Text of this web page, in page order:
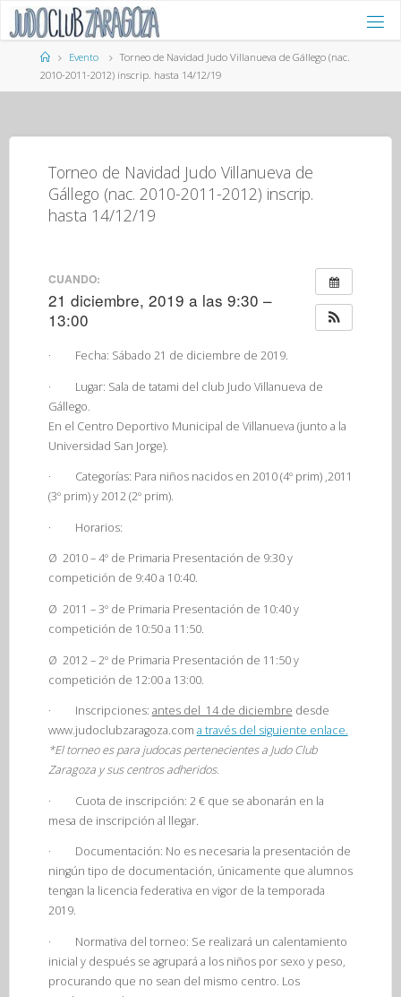
Saltar
contenidoPágina
de
Inicio
Evento
Torneo de Navidad Judo Villanueva de Gállego (nac.
2010-2011-2012) inscrip. hasta 14/12/19
Torneo de Navidad Judo Villanueva de
Gállego (nac. 2010-2011-2012) inscrip.
hasta 14/12/19
CUANDO:
21 diciembre, 2019 a las 9:30 –
13:00
· Fecha: Sábado 21 de diciembre de 2019.
· Lugar: Sala de tatami del club Judo Villanueva de
Gállego.
En el Centro Deportivo Municipal de Villanueva (junto a la
Universidad San Jorge).
· Categorías: Para niños nacidos en 2010 (4º prim) ,2011
(3º prim) y 2012 (2º prim).
· Horarios:
Ø 2010 – 4º de Primaria Presentación de 9:30y
competición de 9:40 a 10:40.
Ø 2011 – 3º de Primaria Presentación de 10:40y
competición de 10:50 a 11:50.
Ø 2012 – 2º de Primaria Presentación de 11:50y
competición de 12:00 a 13:00.
· Inscripciones: antes del 14 de diciembre desde
www.judoclubzaragoza.com a través del siguiente enlace.
*El torneo es para judocas pertenecientes a Judo Club
Zaragoza y sus centros adheridos.
· Cuota de inscripción: 2 € que se abonarán en la
mesa de inscripción al llegar.
· Documentación: No es necesaria la presentación de
ningún tipo de documentación, únicamente que alumnos
tengan la licencia federativa en vigor de la temporada
2019.
· Normativa del torneo: Se realizará un calentamiento
inicial y después se agrupará a los niños por sexo y peso,
procurando que no sean del mismo centro. Los